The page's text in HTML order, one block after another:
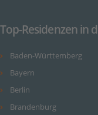
Top-Residenzen in
Baden-Württemberg
Bayern
Berlin
Brandenburg